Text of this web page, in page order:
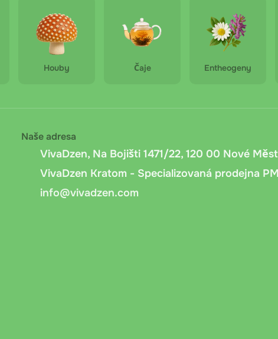
Platba při převzetí : Platba v hotovosti nebo kartou při osobním
Doporučujeme mít připravenou přesnou částku.
Bankovní převod : Bankovní převod na účet společnosti. Po
dokladu a vyžádá si podpis pro potvrzení převzetí.
Houby Čaje Entheogeny
Naše adresa
VivaDzen, Na Bojišti 1471/22, 120 00 Nové
VivaDzen Kratom - Specializovaná prodejna
info@vivadzen.com